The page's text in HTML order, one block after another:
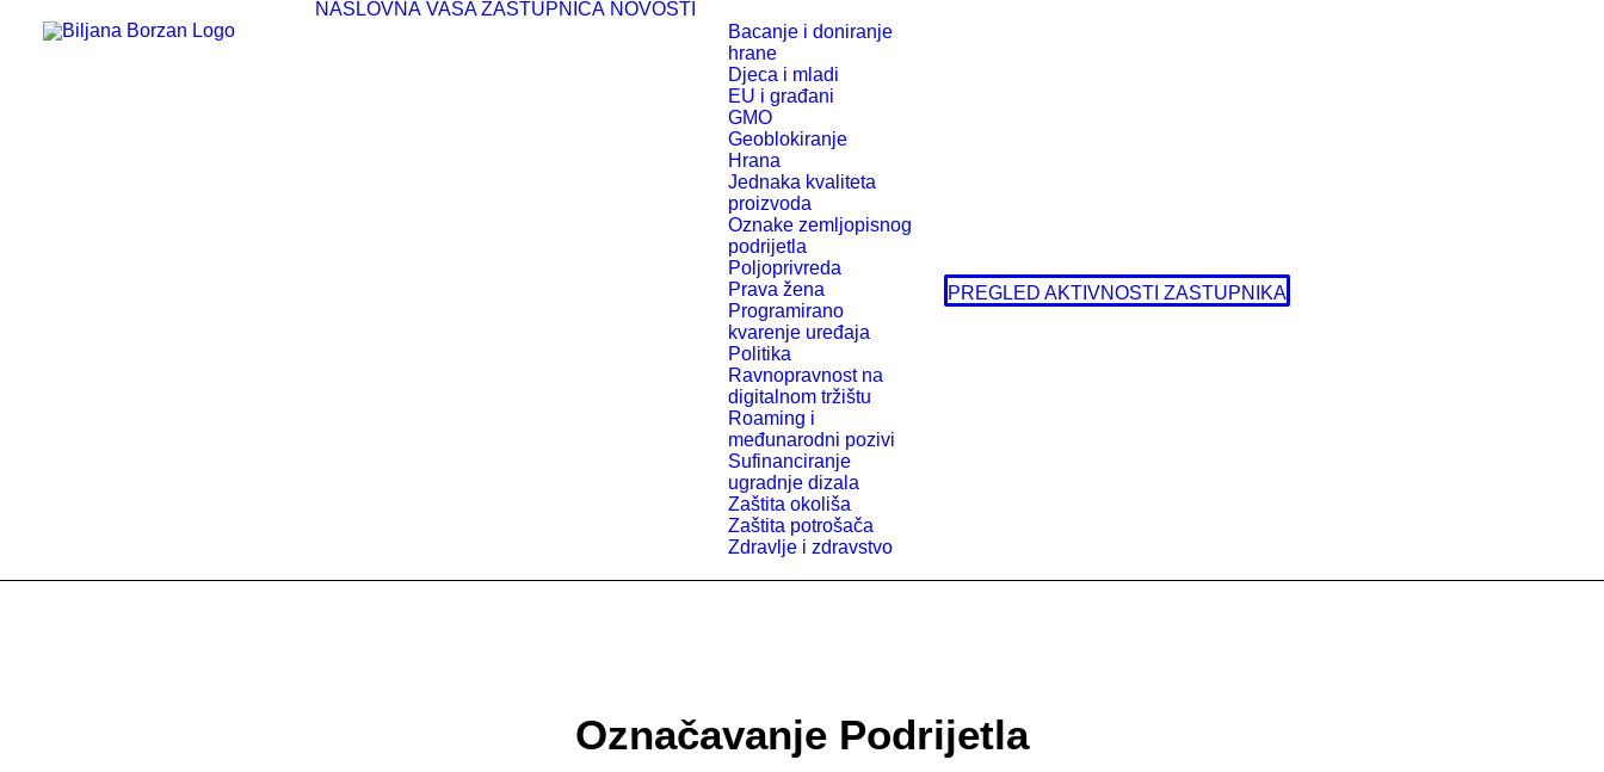
NASLOVNA VAŠA ZASTUPNICA NOVOSTI
Bacanje i doniranje
hrane
Djeca i mladi
EU i građani
GMO
Geoblokiranje
Hrana
Jednaka kvaliteta
proizvoda
Oznake zemljopisnog
podrijetla
Poljoprivreda
Prava žena
Programirano
kvarenje uređaja
Politika
Ravnopravnost na
digitalnom tržištu
Roaming i
međunarodni pozivi
Sufinanciranje
ugradnje dizala
Zaštita okoliša
Zaštita potrošača
Zdravlje i zdravstvo
PREGLED AKTIVNOSTI ZASTUPNIKA
Označavanje Podrijetla